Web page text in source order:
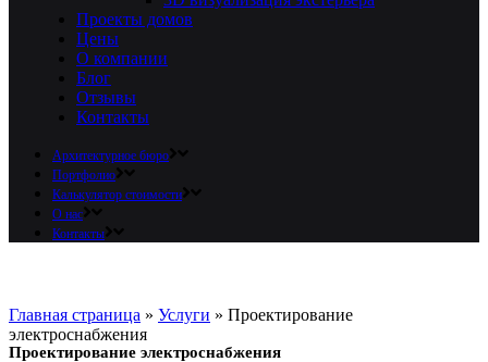
Проекты домов
Цены
О компании
Блог
Отзывы
Контакты
Архитектурное бюро
Портфолио
Калькулятор стоимости
О нас
Контакты
Главная страница » Услуги » Проектирование
электроснабжения
Проектирование электроснабжения